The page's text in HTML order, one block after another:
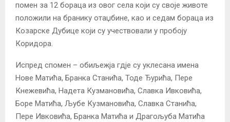
помен за 12 бораца из овог села који су своје животе
положили на бранику отаџбине, као и седам бораца из
Козарске Дубице који су учествовали у пробоју
Коридора.
Испред спомен – обиљежја гдје су уклесана имена
Нове Матића, Бранка Станића, Тоде Ђурића, Пере
Кнежевића, Надета Кузмановића, Славка Ивковића,
Боре Матића, Љубе Кузмановића, Славка Станића,
Пере Ивковића, Бранка Матића и Драгољуба Матића